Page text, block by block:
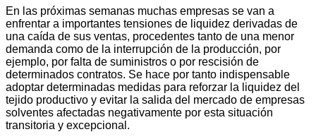
En las próximas semanas muchas empresas se van a
enfrentar a importantes tensiones de liquidez derivadas de
una caída de sus ventas, procedentes tanto de una menor
demanda como de la interrupción de la producción, por
ejemplo, por falta de suministros o por rescisión de
determinados contratos. Se hace por tanto indispensable
adoptar determinadas medidas para reforzar la liquidez del
tejido productivo y evitar la salida del mercado de empresas
solventes afectadas negativamente por esta situación
transitoria y excepcional.